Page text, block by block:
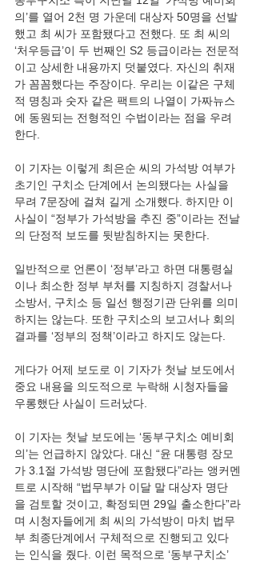
의’를 열어 2천 명 가운데 대상자 50명을 선발
했고 최 씨가 포함됐다고 전했다. 또 최 씨의
‘처우등급’이 두 번째인 S2 등급이라는 전문적
이고 상세한 내용까지 덧붙였다. 자신의 취재
가 꼼꼼했다는 주장이다. 우리는 이같은 구체
적 명칭과 숫자 같은 팩트의 나열이 가짜뉴스
에 동원되는 전형적인 수법이라는 점을 우려
한다.
이 기자는 이렇게 최은순 씨의 가석방 여부가
초기인 구치소 단계에서 논의됐다는 사실을
무려 7문장에 걸쳐 길게 소개했다. 하지만 이
사실이 “정부가 가석방을 추진 중”이라는 전날
의 단정적 보도를 뒷받침하지는 못한다.
일반적으로 언론이 ‘정부’라고 하면 대통령실
이나 최소한 정부 부처를 지칭하지 경찰서나
소방서, 구치소 등 일선 행정기관 단위를 의미
하지는 않는다. 또한 구치소의 보고서나 회의
결과를 ‘정부의 정책’이라고 하지도 않는다.
게다가 어제 보도로 이 기자가 첫날 보도에서
중요 내용을 의도적으로 누락해 시청자들을
우롱했단 사실이 드러났다.
이 기자는 첫날 보도에는 ‘동부구치소 예비회
의’는 언급하지 않았다. 대신 “윤 대통령 장모
가 3.1절 가석방 명단에 포함됐다”라는 앵커멘
트로 시작해 “법무부가 이달 말 대상자 명단
을 검토할 것이고, 확정되면 29일 출소한다”라
며 시청자들에게 최 씨의 가석방이 마치 법무
부 최종단계에서 구체적으로 진행되고 있다
는 인식을 줬다. 이런 목적으로 ‘동부구치소’